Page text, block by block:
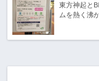
東方神起と
ムを熱く沸